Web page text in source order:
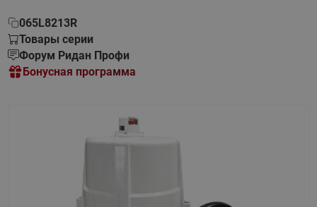
065L8213R
Товары серии
Форум Ридан Профи
Бонусная программа